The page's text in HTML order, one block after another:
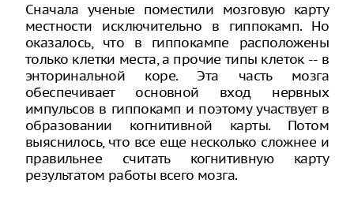
Сначала ученые поместили мозговую карту
местности исключительно в гиппокамп. Но
оказалось, что в гиппокампе расположены
только клетки места, а прочие типы клеток -- в
энторинальной коре. Эта часть мозга
обеспечивает основной вход нервных
импульсов в гиппокамп и поэтому участвует в
образовании когнитивной карты. Потом
выяснилось, что все еще несколько сложнее и
правильнее считать когнитивную карту
результатом работы всего мозга.